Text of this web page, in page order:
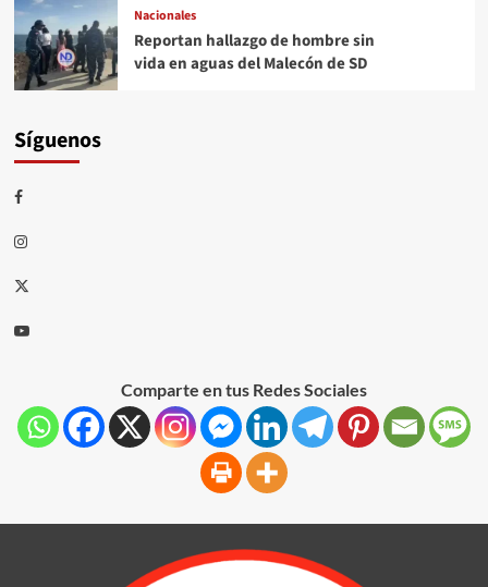
Nacionales
Reportan hallazgo de hombre sin
vida en aguas del Malecón de SD
Síguenos
Comparte en tus Redes Sociales